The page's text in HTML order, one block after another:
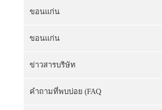
ขอนแก่น
ขอนแก่น
ข่าวสารบริษัท
คำถามที่พบบ่อย (FAQ